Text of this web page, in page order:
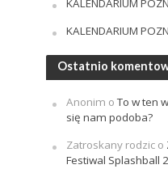
KALENDARIUM
KALENDARIUM
Ostatnio
Anonim oTo w ten
się nam podoba?
Zatroskany rodzico
Festiwal Splashball